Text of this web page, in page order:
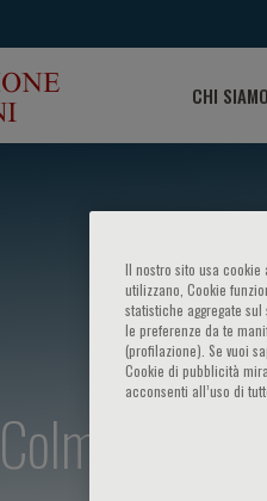
CHI SIAMO
Colm O’ Morain
Il nostro sito usa cookie
utilizzano, Cookie
statistiche aggregate
le preferenze da te
(profilazione). Se vuoi
Cookie di pubblicità
acconsenti all’uso di